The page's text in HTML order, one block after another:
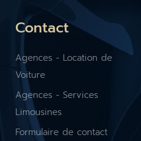
Contact
Agences - Location de
Voiture
Agences - Services
Limousines
Formulaire de contact